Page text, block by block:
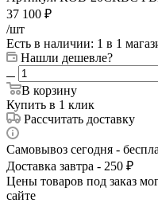
37 100 ₽
/шт
Есть в наличии: 1 в 1
Нашли дешевле?
В корзину
Купить в 1 клик
Рассчитать доставку
Самовывоз сегодня -
Доставка завтра - 250 ₽
Цены товаров под заказ
сайте